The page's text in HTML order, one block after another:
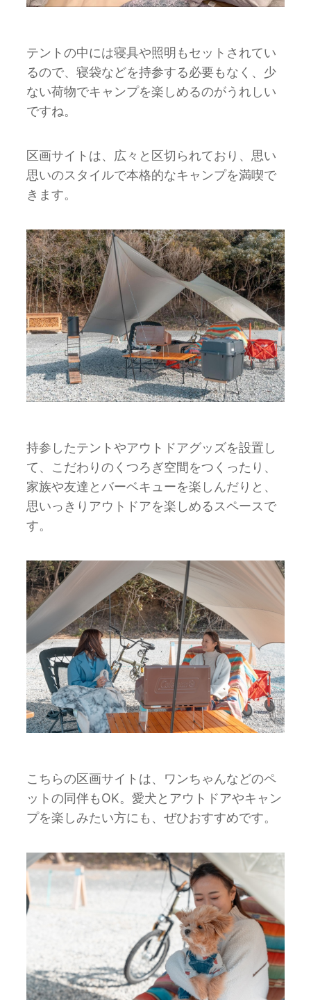
テントの中には寝具や照明もセットされてい
るので、寝袋などを持参する必要もなく、少
ない荷物でキャンプを楽しめるのがうれしい
ですね。
区画サイトは、広々と区切られており、思い
思いのスタイルで本格的なキャンプを満喫で
きます。
持参したテントやアウトドアグッズを設置し
て、こだわりのくつろぎ空間をつくったり、
家族や友達とバーベキューを楽しんだりと、
思いっきりアウトドアを楽しめるスペースで
す。
こちらの区画サイトは、ワンちゃんなどのペ
ットの同伴もOK。愛犬とアウトドアやキャン
プを楽しみたい方にも、ぜひおすすめです。